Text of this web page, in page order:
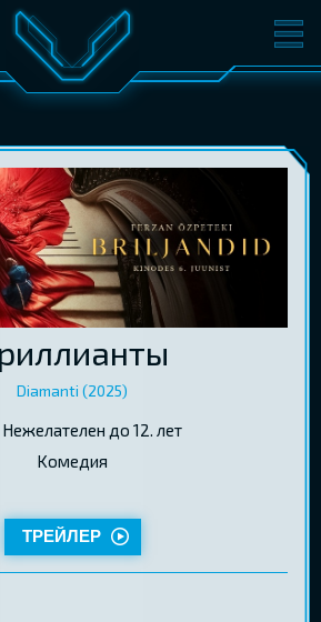
БИЛЕТЫ
КИНОКЛУБ-V
ПОДАРОЧНЫЕ КАРТЫ
Diamanti (2025)
Нежелателен до 12. лет
Kомедия
ТРЕЙЛЕР